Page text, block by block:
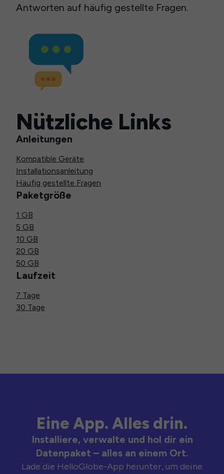
Antworten auf häufig gestellte Fragen.
Nützliche Links
Anleitungen
Kompatible Geräte
Installationsanleitung
Häufig gestellte Fragen
Paketgröße
1 GB
5 GB
10 GB
20 GB
50 GB
Laufzeit
7 Tage
30 Tage
Eine App. Alles drin.
Installiere, verwalte und hol dir ein
Datenpaket – alles an einem Ort.
Lade die HelloGlobe-App herunter, um deine